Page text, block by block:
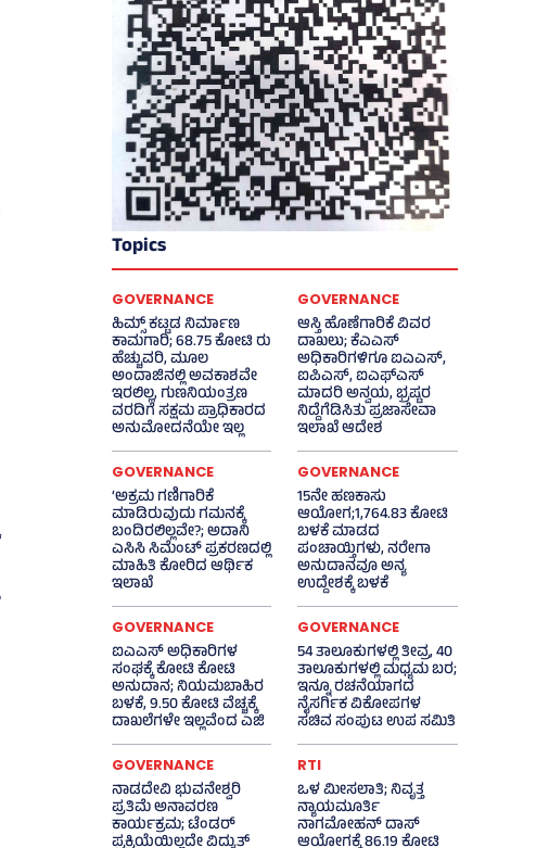
Topics
GOVERNANCE
ಹಿಮ್ಸ್‌ ಕಟ್ಟಡ ನಿರ್ಮಾಣ
ಕಾಮಗಾರಿ; 68.75 ಕೋಟಿ ರು
ಹೆಚ್ಚುವರಿ, ಮೂಲ
ಅಂದಾಜಿನಲ್ಲಿ ಅವಕಾಶವೇ
ಇರಲಿಲ್ಲ, ಗುಣನಿಯಂತ್ರಣ
ವರದಿಗೆ ಸಕ್ಷಮ ಪ್ರಾಧಿಕಾರದ
ಅನುಮೋದನೆಯೇ ಇಲ್ಲ
GOVERNANCE
ಆಸ್ತಿ ಹೊಣೆಗಾರಿಕೆ ವಿವರ
ದಾಖಲು; ಕೆಎಎಸ್
ಅಧಿಕಾರಿಗಳಿಗೂ ಐಎಎಸ್‌,
ಐಪಿಎಸ್‌, ಐಎಫ್‌ಎಸ್‌
ಮಾದರಿ ಅನ್ವಯ, ಭ್ರಷ್ಟರ
ನಿದ್ದೆಗೆಡಿಸಿತು ಪ್ರಜಾಸೇವಾ
ಇಲಾಖೆ ಆದೇಶ
GOVERNANCE
‘ಅಕ್ರಮ ಗಣಿಗಾರಿಕೆ
ಮಾಡಿರುವುದು ಗಮನಕ್ಕೆ
ಬಂದಿರಲಿಲ್ಲವೇ?; ಅದಾನಿ
ಎಸಿಸಿ ಸಿಮೆಂಟ್ ಪ್ರಕರಣದಲ್ಲಿ
ಮಾಹಿತಿ ಕೋರಿದ ಆರ್ಥಿಕ
ಇಲಾಖೆ
GOVERNANCE
15ನೇ ಹಣಕಾಸು
ಆಯೋಗ;1,764.83 ಕೋಟಿ
ಬಳಕೆ ಮಾಡದ
ಪಂಚಾಯ್ತಿಗಳು, ನರೇಗಾ
ಅನುದಾನವೂ ಅನ್ಯ
ಉದ್ದೇಶಕ್ಕೆ ಬಳಕೆ
GOVERNANCE
ಐಎಎಸ್‌ ಅಧಿಕಾರಿಗಳ
ಸಂಘಕ್ಕೆ ಕೋಟಿ ಕೋಟಿ
ಅನುದಾನ; ನಿಯಮಬಾಹಿರ
ಬಳಕೆ, 9.50 ಕೋಟಿ ವೆಚ್ಚಕ್ಕೆ
ದಾಖಲೆಗಳೇ ಇಲ್ಲವೆಂದ ಎಜಿ
GOVERNANCE
54 ತಾಲೂಕುಗಳಲ್ಲಿ ತೀವ್ರ, 40
ತಾಲೂಕುಗಳಲ್ಲಿ ಮಧ್ಯಮ ಬರ;
ಇನ್ನೂ ರಚನೆಯಾಗದ
ನೈಸರ್ಗಿಕ ವಿಕೋಪಗಳ
ಸಚಿವ ಸಂಪುಟ ಉಪ ಸಮಿತಿ
GOVERNANCE
ನಾಡದೇವಿ ಭುವನೇಶ್ವರಿ
ಪ್ರತಿಮೆ ಅನಾವರಣ
ಕಾರ್ಯಕ್ರಮ; ಟೆಂಡರ್
RTI
ಒಳ ಮೀಸಲಾತಿ; ನಿವೃತ್ತ
ನ್ಯಾಯಮೂರ್ತಿ
ನಾಗಮೋಹನ್ ದಾಸ್